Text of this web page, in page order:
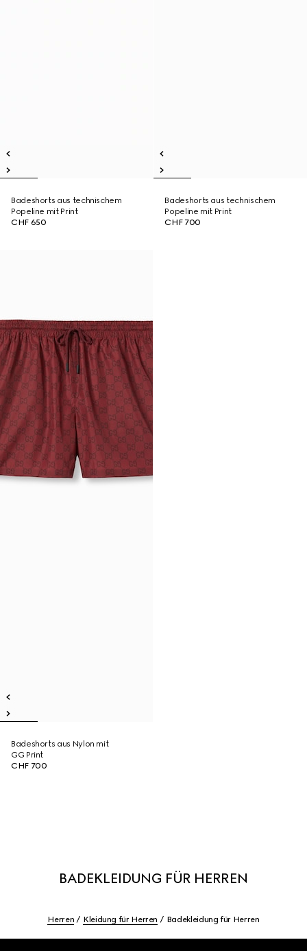
Badeshorts aus technischem
Popeline mit Print
CHF 650
Badeshorts aus technischem
Popeline mit Print
CHF 700
Badeshorts aus Nylon mit
GG Print
CHF 700
BADEKLEIDUNG FÜR HERREN
Herren Kleidung für Herren Badekleidung für Herren